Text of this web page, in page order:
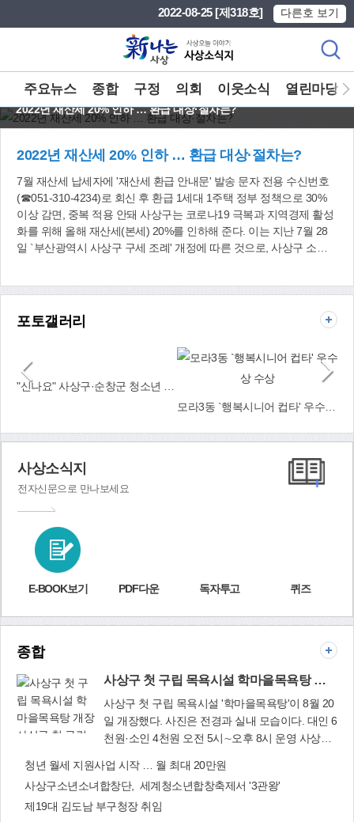
2022-08-25 [제318호] 다른호 보기
주요뉴스 종합 구정 의회 이웃소식 열린마당
2022년 재산세 20% 인하 … 환급 대상·절차는?
2022년 재산세 20% 인하 … 환급 대상·절차는?
7월 재산세 납세자에 '재산세 환급 안내문' 발송 문자 전용 수신번호
(☎051-310-4234)로 회신 후 환급 1세대 1주택 정부 정책으로 30%
이상 감면, 중복 적용 안돼 사상구는 코로나19 극복과 지역경제 활성
화를 위해 올해 재산세(본세) 20%를 인하해 준다. 이는 지난 7월 28
일 `부산광역시 사상구 구세 조례' 개정에 따른 것으로, 사상구 소재
절차를 거쳐 순차적으로 인하된 금액을 환급해준다. 이를 위해 사상
구는 오는 8월 말에 납세자별로 `재산세 환급 안내문'을 우편으로 발
송한다. 우편물을 받은 납세자는 이름, 생년월일, 환급받을 은행 계좌
번호를 문자 전용 수신번호(☎051-310-4234)로 회신하면 되고, 계좌
번호가 확인되면 인하액이 입금 처리된다. 9월에 부과되는 주택분은
7월 인하분과 함께 차감해 고지되고, 토지분 역시 인하 세율을 적용
시장가액비율 45% 적용에 따라 재산세 세부담이 30% 이상 경감돼
재산세 20% 인하 혜택은 중복되어 적용받지 못한다. 지방세법상 중
재정을 고려해 1년간 한시적으로 시행할 방침이다. 한시적이라도 혜
택을 받는 구민들은 환영의 뜻을 전하고 있다. 사상구에서 7년째 기
능성 신발을 생산하고 있는 ㈜지지코리아 이향숙 회장은 "모든 물가
가 다 올라가고 있는 시점에 재산세 20% 인하 혜택은 현 경제 상황을
잘 반영한 시의적절한 시책"이라며 "정말 큰 도움이 된다"라고 말했
다. 세무1과 관계자는 "코로나19로 경제적 고통을 겪는 구민들이 올
해 한시적이라도 세금 부담을 덜었으면 한다"며 "이번 세제 지원은 사
를 구민과 함께 극복해 보고자 하는 절박함이 담겨 있다"고 말했다.
세무1과(☎310-4182~3)
포토갤러리
"신나요" 사상구·순창군 청소년 교류캠프 개최
모라3동 `행복시니어 컵타' 우수상 수상
사상소식지
전자신문으로 만나보세요
E-BOOK보기 PDF다운 독자투고 퀴즈
종합
사상구 첫 구립 목욕시설 학마을목욕탕 개장
사상구 첫 구립
목욕탕 개장
사상구 첫 구립 목욕시설 '학마을목욕탕'이 8월 20
일 개장했다. 사진은 전경과 실내 모습이다. 대인 6
천원·소인 4천원 오전 5시∼오후 8시 운영 사상구
했다. 학마을목욕탕은 공중목욕탕이 없는 학장동
지역 주민의 생활 편의와 복리증진을 위해 건립된
시설이다. 이를 위해 사상구는 부산도시공사 후원
청년 월세 지원사업 시작 … 월 최대 20만원
사상구소년소녀합창단, 세계청소년합창축제서 '3관왕'
제19대 김도남 부구청장 취임